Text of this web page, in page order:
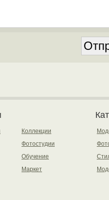
Коллекции
Фотостудии
Обучение
Маркет